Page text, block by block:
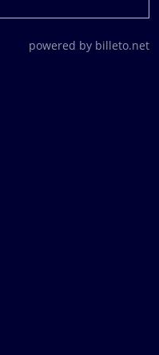
powered by billeto.net